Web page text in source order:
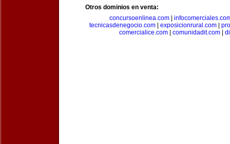
Otros dominios en venta:
concursoenlinea.com|
tecnicasdenegocio.com
exposicionrural.com
comercialice.com| comunidadit.com|